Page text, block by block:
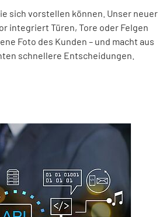
sich vorstellen können. Unser neuer
integriert Türen, Tore oder Felgen
Foto des Kunden – und macht aus
schnellere Entscheidungen.